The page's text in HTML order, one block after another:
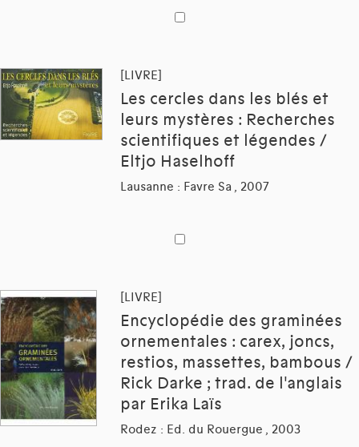
[LIVRE]
Les cercles dans les blés et
leurs mystères : Recherches
scientifiques et légendes /
Eltjo Haselhoff
Lausanne : Favre Sa , 2007
[LIVRE]
Encyclopédie des graminées
ornementales : carex, joncs,
restios, massettes, bambous /
Rick Darke ; trad. de l'anglais
par Erika Laïs
Rodez : Ed. du Rouergue , 2003